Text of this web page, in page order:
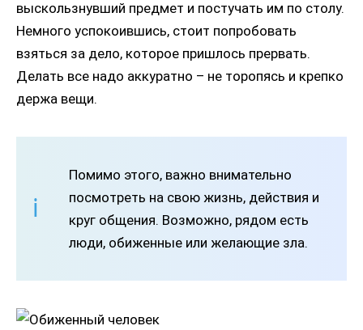
выскользнувший предмет и постучать им по столу.
Немного успокоившись, стоит попробовать
взяться за дело, которое пришлось прервать.
Делать все надо аккуратно – не торопясь и крепко
держа вещи.
Помимо этого, важно внимательно
посмотреть на свою жизнь, действия и
круг общения. Возможно, рядом есть
люди, обиженные или желающие зла.